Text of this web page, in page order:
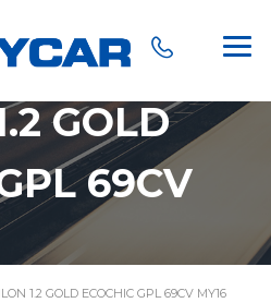
GOLD
69CV
1.2 GOLD ECOCHIC GPL 69CV MY16